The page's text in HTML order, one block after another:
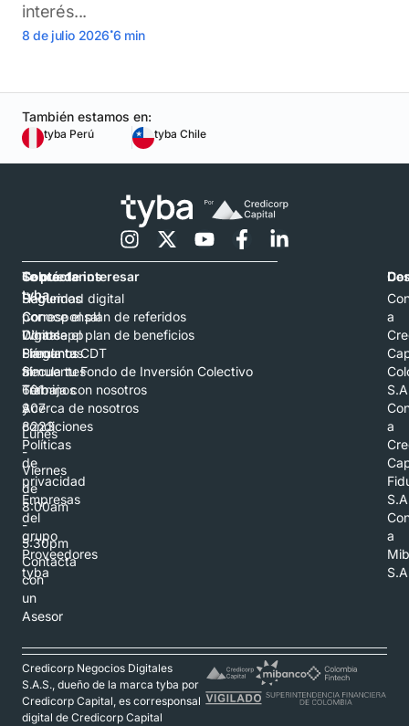
interés...
8 de julio 2026.6 min
También estamos en:
tyba Perú tyba Chile
Contáctanos
Hablemos
por
Whatsapp
Llámanos
al
601
307
8223
Lunes
-
Viernes
de
8:00am
-
5:30pm
Contacta
con
un
Asesor
Sobre
tyba
Corresponsal
Digital
Preguntas
frecuentes
Términos
y
condiciones
Políticas
de
privacidad
Empresas
del
grupo
Proveedores
tyba
Te puede interesar
Seguridad digital
Conoce el plan de referidos
Conoce el plan de beneficios
Simula tu CDT
Simula tu Fondo de Inversión Colectivo
Trabaja con nosotros
Acerca de nosotros
a
a
a
Credicorp Negocios Digitales
S.A.S., dueño de la marca tyba por
Credicorp Capital, es corresponsal
digital de Credicorp Capital